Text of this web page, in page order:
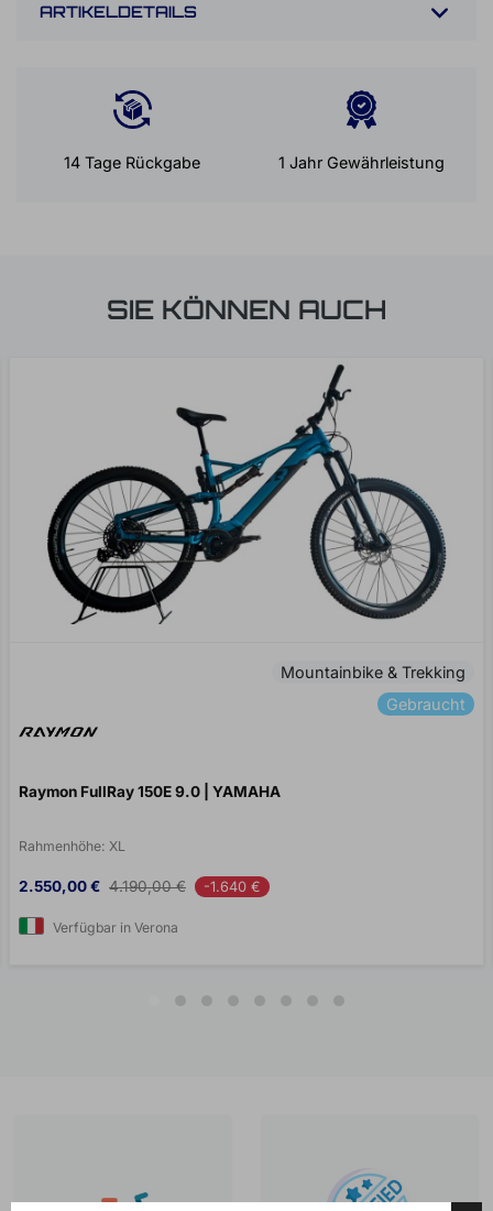
ARTIKELDETAILS
14 Tage Rückgabe 1 Jahr Gewährleistung
SIE KÖNNEN AUCH
Mountainbike & Trekking
Gebraucht
Raymon FullRay 150E 9.0 | YAMAHA
Rahmenhöhe: XL
Preis
2.550,00 € Verkaufspreis
4.190,00 € -1.640 €
Verfügbar in Verona